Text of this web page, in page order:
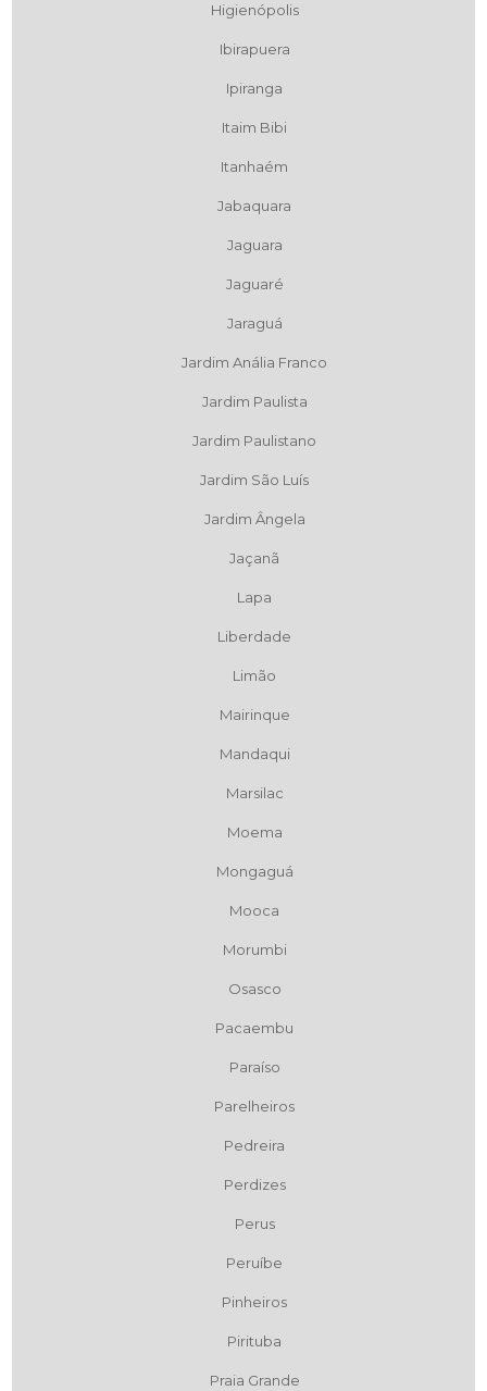
Higienópolis
Ibirapuera
Ipiranga
Itaim Bibi
Itanhaém
Jabaquara
Jaguara
Jaguaré
Jaraguá
Jardim Anália Franco
Jardim Paulista
Jardim Paulistano
Jardim São Luís
Jardim Ângela
Jaçanã
Lapa
Liberdade
Limão
Mairinque
Mandaqui
Marsilac
Moema
Mongaguá
Mooca
Morumbi
Osasco
Pacaembu
Paraíso
Parelheiros
Pedreira
Perdizes
Perus
Peruíbe
Pinheiros
Pirituba
Praia Grande